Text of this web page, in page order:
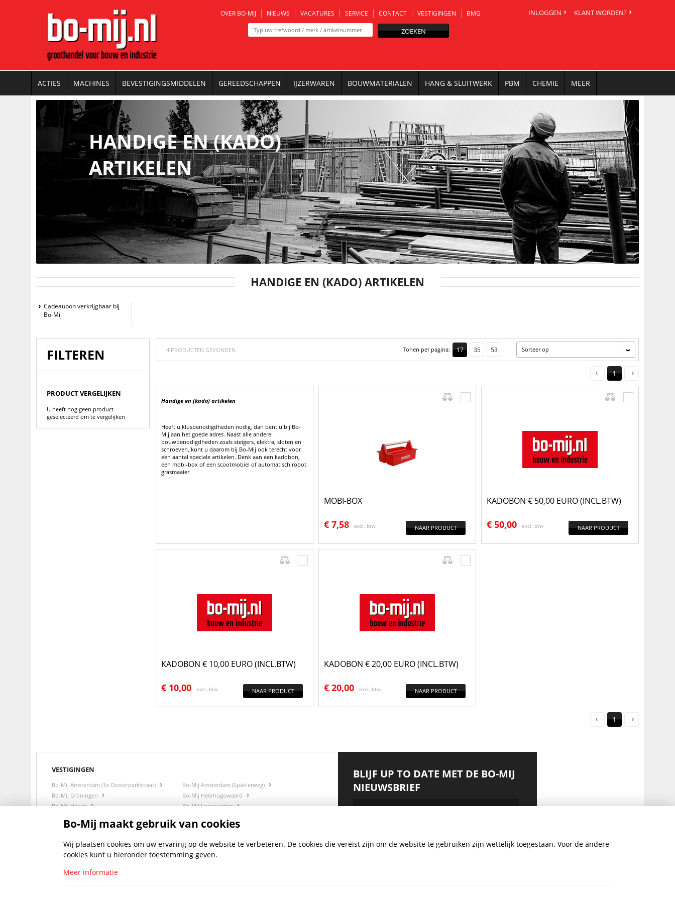
OVER BO-MIJ NIEUWS VACATURES SERVICE CONTACT VESTIGINGEN BMG
ZOEKEN
INLOGGEN KLANT WORDEN?
ACTIES MACHINES BEVESTIGINGSMIDDELEN GEREEDSCHAPPEN IJZERWAREN BOUWMATERIALEN HANG & SLUITWERK PBM CHEMIE MEER
HANDIGE EN (KADO)
ARTIKELEN
HANDIGE EN (KADO) ARTIKELEN
Cadeaubon verkrijgbaar bij
Bo-Mij
FILTEREN
PRODUCT VERGELIJKEN
U heeft nog geen product
geselecteerd om te vergelijken
4 PRODUCTEN GEVONDEN Sorteer op
Tonen per pagina: 17 35 53
1
Handige en (kado) artikelen
Heeft u klusbenodigdheden nodig, dan bent u bij Bo-
Mij aan het goede adres. Naast alle andere
bouwbenodigdheden zoals steigers, elektra, sloten en
schroeven, kunt u daarom bij Bo-Mij ook terecht voor
een aantal speciale artikelen. Denk aan een kadobon,
een mobi-box of een scootmobiel of automatisch robot
grasmaaier.
MOBI-BOX
€ 7,58 excl. btw NAAR PRODUCT
KADOBON € 50,00 EURO (INCL.BTW)
€ 50,00 excl. btw NAAR PRODUCT
KADOBON € 10,00 EURO (INCL.BTW)
€ 10,00 excl. btw NAAR PRODUCT
KADOBON € 20,00 EURO (INCL.BTW)
€ 20,00 excl. btw NAAR PRODUCT
1
VESTIGINGEN
Bo-Mij Amsterdam (1e Oosterparkstraat)
Bo-Mij Amsterdam (Spaklerweg)
Bo-Mij Groningen
Bo-Mij Heerhugowaard
Bo-Mij Hoorn
Bo-Mij Leeuwarden
BLIJF UP TO DATE MET DE BO-MIJ
NIEUWSBRIEF
MEDIA
Bo-Mij maakt gebruik van cookies
Wij plaatsen cookies om uw ervaring op de website te verbeteren. De cookies die vereist zijn om de website te gebruiken zijn wettelijk toegestaan. Voor de andere
cookies kunt u hieronder toestemming geven.
Meer informatie